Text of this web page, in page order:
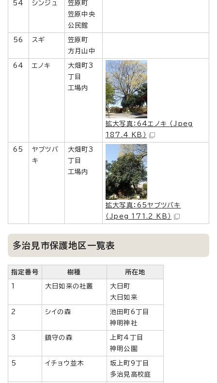
54 シンジュ
笠原町
笠原中央
公民館
56 スギ
笠原町
方月山中
64 エノキ
大畑町3
丁目
工場内
拡大写真：64エノキ （Jpeg
187.4 KB）
65
ヤブツバ
キ
大畑町3
丁目
工場内
拡大写真：65ヤブツバキ
（Jpeg 171.2 KB）
多治見市保護地区一覧表
指定番号 樹種 所在地
1 大日如来の社叢
大日町
大日如来
2 シイの森
池田町6丁目
神明神社
3 鎮守の森
上町4丁目
神明公園
5 イチョウ並木
坂上町9丁目
多治見高校庭